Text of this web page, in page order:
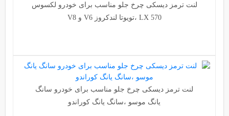
لنت ترمز دیسکی چرخ جلو مناسب برای خودرو لکسوس
LX 570 ،تویوتا لندکروز V6 و V8
لنت ترمز دیسکی چرخ جلو مناسب برای خودرو سانگ
یانگ موسو ،سانگ یانگ کوراندو